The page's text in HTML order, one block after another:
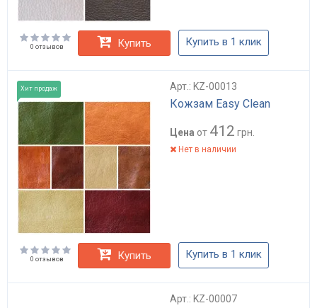
0 отзывов Купить Купить в 1 клик
Хит продаж Арт.: KZ-00013
Кожзам Easy Clean
Цена от 412 грн.
Нет в наличии
0 отзывов Купить Купить в 1 клик
Арт.: KZ-00007